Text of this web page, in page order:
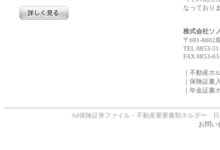
なっており
株式会社ソ
〒691-8602
TEL 0853-
FAX 0853-
｜不動産ホ
｜保険証書
｜年金証書
A4保険証券ファイル・不動産重要書類ホルダー
お問い